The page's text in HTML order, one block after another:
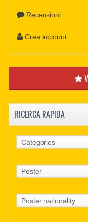
Recensioni
Crea account
RICERCA RAPIDA